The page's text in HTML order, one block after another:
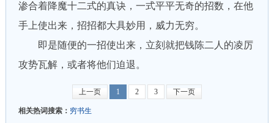
渗合着降魔十二式的真诀，一式平平无奇的招数，在他
手上使出来，招招都大具妙用，威力无穷。
即是随便的一招使出来，立刻就把钱陈二人的凌厉
攻势瓦解，或者将他们迫退。
上一页 1 2 3 下一页
相关热词搜索： 穷书生